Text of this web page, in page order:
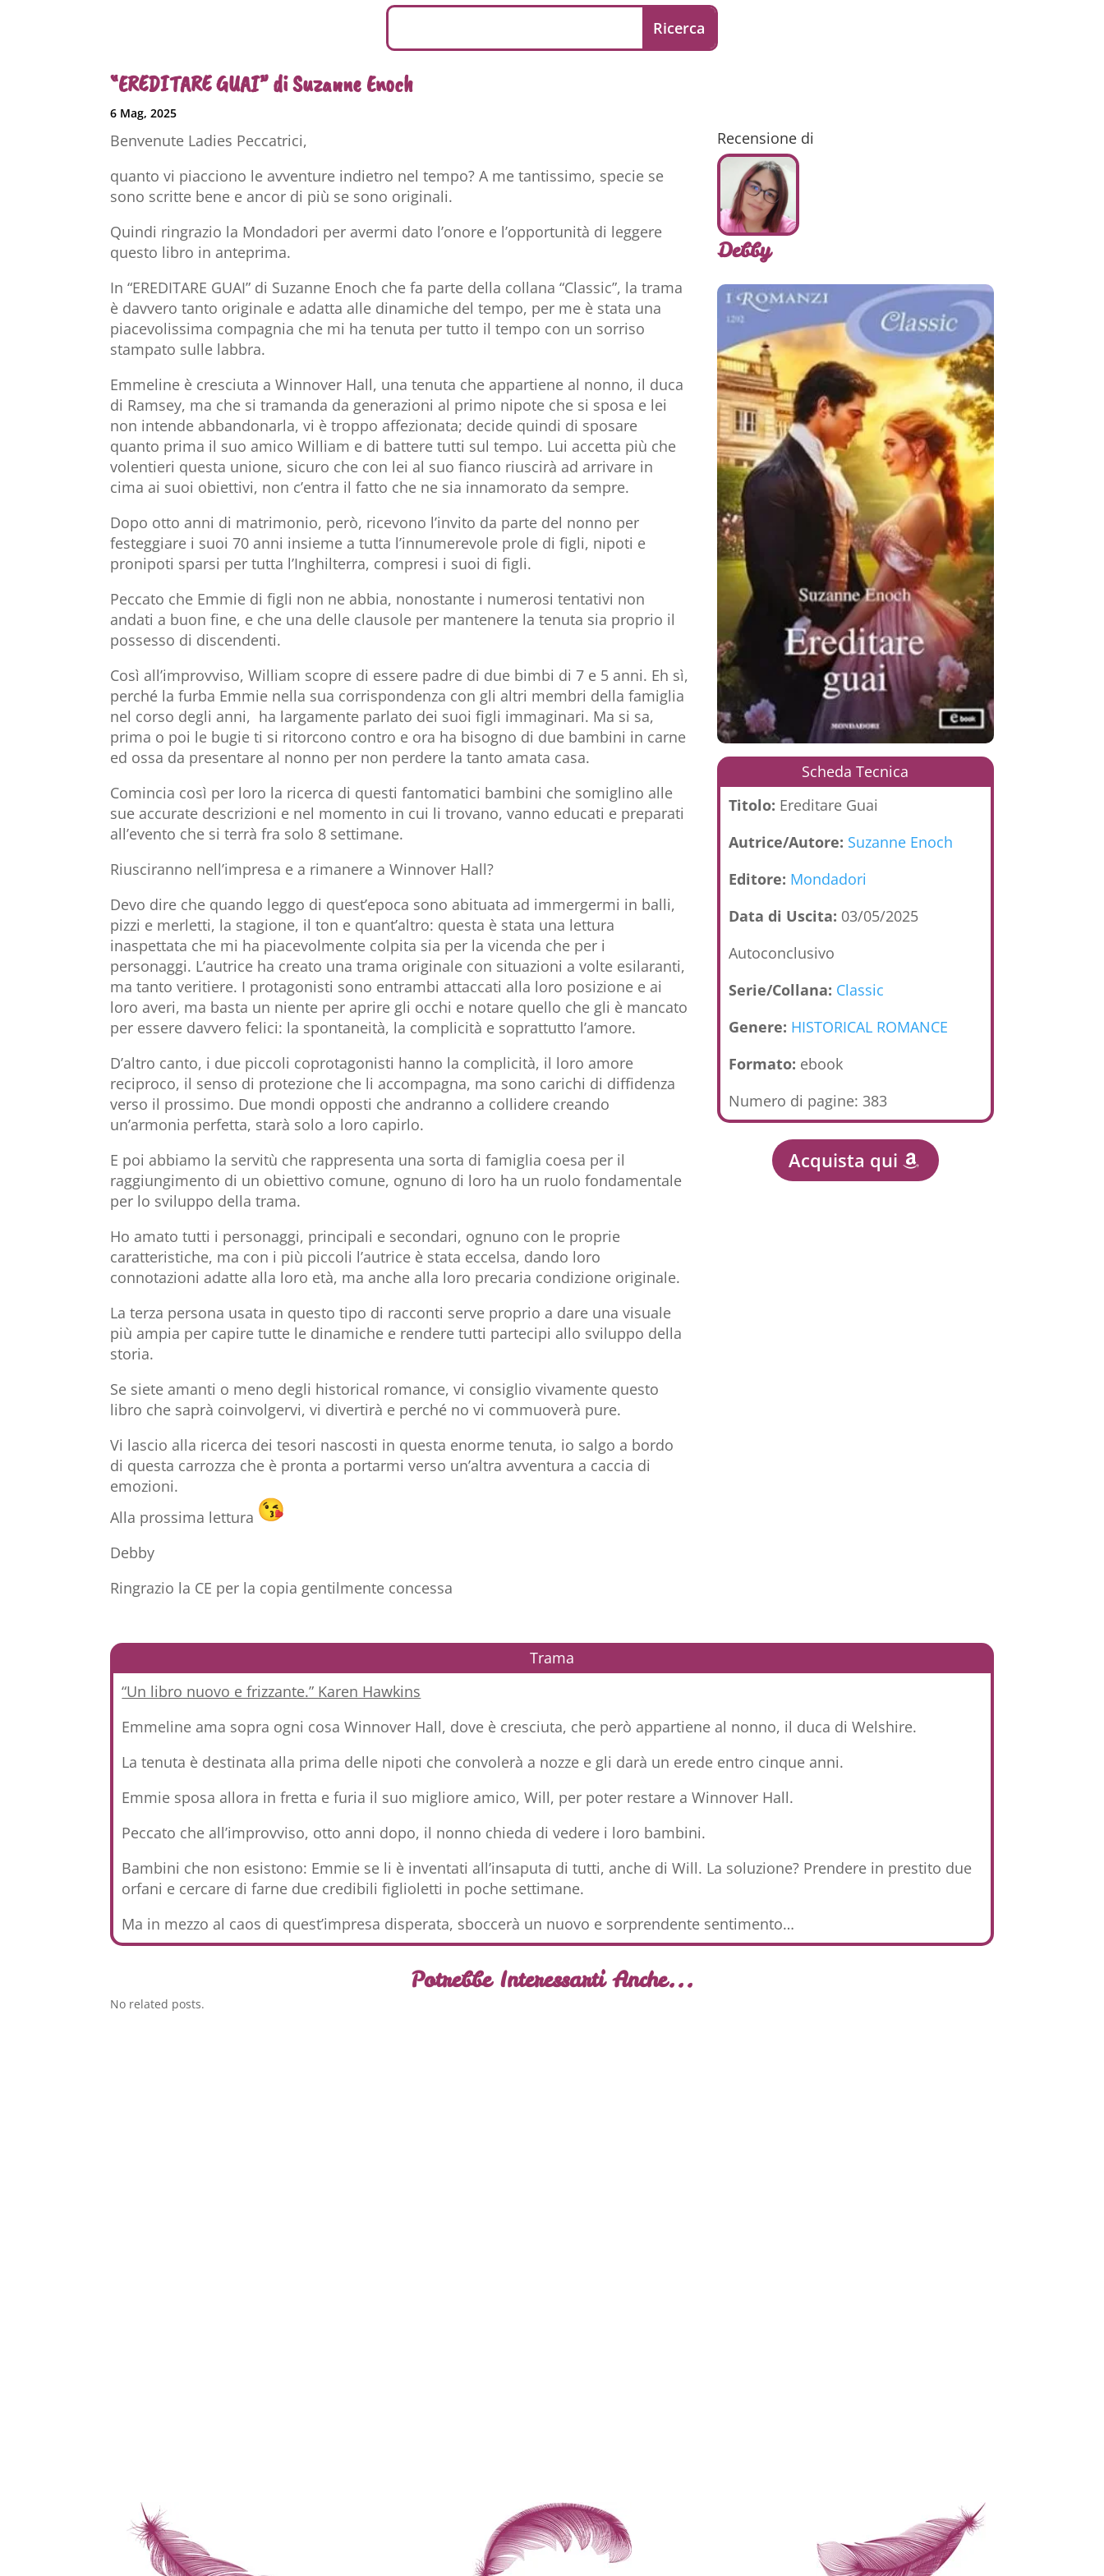
“EREDITARE GUAI” di Suzanne Enoch
6 Mag, 2025
Benvenute Ladies Peccatrici,
quanto vi piacciono le avventure indietro nel tempo? A me tantissimo, specie se
sono scritte bene e ancor di più se sono originali.
Quindi ringrazio la Mondadori per avermi dato l’onore e l’opportunità di leggere
questo libro in anteprima.
In “EREDITARE GUAI” di Suzanne Enoch che fa parte della collana “Classic”, la trama
è davvero tanto originale e adatta alle dinamiche del tempo, per me è stata una
piacevolissima compagnia che mi ha tenuta per tutto il tempo con un sorriso
stampato sulle labbra.
Emmeline è cresciuta a Winnover Hall, una tenuta che appartiene al nonno, il duca
di Ramsey, ma che si tramanda da generazioni al primo nipote che si sposa e lei
non intende abbandonarla, vi è troppo affezionata; decide quindi di sposare
quanto prima il suo amico William e di battere tutti sul tempo. Lui accetta più che
volentieri questa unione, sicuro che con lei al suo fianco riuscirà ad arrivare in
cima ai suoi obiettivi, non c’entra il fatto che ne sia innamorato da sempre.
Dopo otto anni di matrimonio, però, ricevono l’invito da parte del nonno per
festeggiare i suoi 70 anni insieme a tutta l’innumerevole prole di figli, nipoti e
pronipoti sparsi per tutta l’Inghilterra, compresi i suoi di figli.
Peccato che Emmie di figli non ne abbia, nonostante i numerosi tentativi non
andati a buon fine, e che una delle clausole per mantenere la tenuta sia proprio il
possesso di discendenti.
Così all’improvviso, William scopre di essere padre di due bimbi di 7 e 5 anni. Eh sì,
perché la furba Emmie nella sua corrispondenza con gli altri membri della famiglia
nel corso degli anni, ha largamente parlato dei suoi figli immaginari. Ma si sa,
prima o poi le bugie ti si ritorcono contro e ora ha bisogno di due bambini in carne
ed ossa da presentare al nonno per non perdere la tanto amata casa.
Comincia così per loro la ricerca di questi fantomatici bambini che somiglino alle
sue accurate descrizioni e nel momento in cui li trovano, vanno educati e preparati
all’evento che si terrà fra solo 8 settimane.
Riusciranno nell’impresa e a rimanere a Winnover Hall?
Devo dire che quando leggo di quest’epoca sono abituata ad immergermi in balli,
pizzi e merletti, la stagione, il ton e quant’altro: questa è stata una lettura
inaspettata che mi ha piacevolmente colpita sia per la vicenda che per i
personaggi. L’autrice ha creato una trama originale con situazioni a volte esilaranti,
ma tanto veritiere. I protagonisti sono entrambi attaccati alla loro posizione e ai
loro averi, ma basta un niente per aprire gli occhi e notare quello che gli è mancato
per essere davvero felici: la spontaneità, la complicità e soprattutto l’amore.
D’altro canto, i due piccoli coprotagonisti hanno la complicità, il loro amore
reciproco, il senso di protezione che li accompagna, ma sono carichi di diffidenza
verso il prossimo. Due mondi opposti che andranno a collidere creando
un’armonia perfetta, starà solo a loro capirlo.
E poi abbiamo la servitù che rappresenta una sorta di famiglia coesa per il
raggiungimento di un obiettivo comune, ognuno di loro ha un ruolo fondamentale
per lo sviluppo della trama.
Ho amato tutti i personaggi, principali e secondari, ognuno con le proprie
caratteristiche, ma con i più piccoli l’autrice è stata eccelsa, dando loro
connotazioni adatte alla loro età, ma anche alla loro precaria condizione originale.
La terza persona usata in questo tipo di racconti serve proprio a dare una visuale
più ampia per capire tutte le dinamiche e rendere tutti partecipi allo sviluppo della
storia.
Se siete amanti o meno degli historical romance, vi consiglio vivamente questo
libro che saprà coinvolgervi, vi divertirà e perché no vi commuoverà pure.
Vi lascio alla ricerca dei tesori nascosti in questa enorme tenuta, io salgo a bordo
di questa carrozza che è pronta a portarmi verso un’altra avventura a caccia di
emozioni.
Alla prossima lettura
Debby
Ringrazio la CE per la copia gentilmente concessa
Recensione di
Debby
Scheda Tecnica
Titolo: Ereditare Guai
Autrice/Autore: Suzanne Enoch
Editore: Mondadori
Data di Uscita: 03/05/2025
Autoconclusivo
Serie/Collana: Classic
Genere: HISTORICAL ROMANCE
Formato: ebook
Numero di pagine: 383
Acquista qui
Trama
“Un libro nuovo e frizzante.” Karen Hawkins
Emmeline ama sopra ogni cosa Winnover Hall, dove è cresciuta, che però appartiene al nonno, il duca di Welshire.
La tenuta è destinata alla prima delle nipoti che convolerà a nozze e gli darà un erede entro cinque anni.
Emmie sposa allora in fretta e furia il suo migliore amico, Will, per poter restare a Winnover Hall.
Peccato che all’improvviso, otto anni dopo, il nonno chieda di vedere i loro bambini.
Bambini che non esistono: Emmie se li è inventati all’insaputa di tutti, anche di Will. La soluzione? Prendere in prestito due
orfani e cercare di farne due credibili figlioletti in poche settimane.
Ma in mezzo al caos di quest’impresa disperata, sboccerà un nuovo e sorprendente sentimento…
Potrebbe Interessarti Anche...
No related posts.